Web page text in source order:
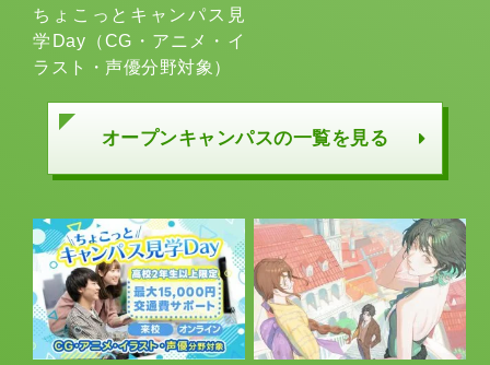
ちょこっとキャンパス見
学Day（CG・アニメ・イ
ラスト・声優分野対象）
オープンキャンパスの一覧を見る